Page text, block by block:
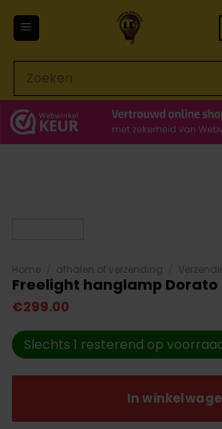
naar
Home afhalen of verzending
Freelight hanglamp Dorato
€299.00
Slechts 1 resterend op
In